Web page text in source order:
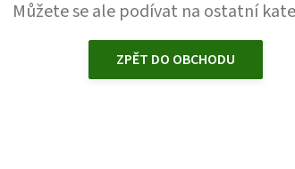
Můžete se ale podívat na ostatní
ZPĚT DO OBCHODU